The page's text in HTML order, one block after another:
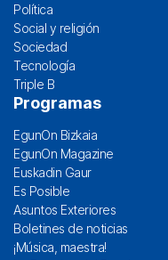
Política
Social y religión
Sociedad
Tecnología
Triple B
Programas
EgunOn Bizkaia
EgunOn Magazine
Euskadin Gaur
Es Posible
Asuntos Exteriores
Boletines de noticias
¡Música, maestra!